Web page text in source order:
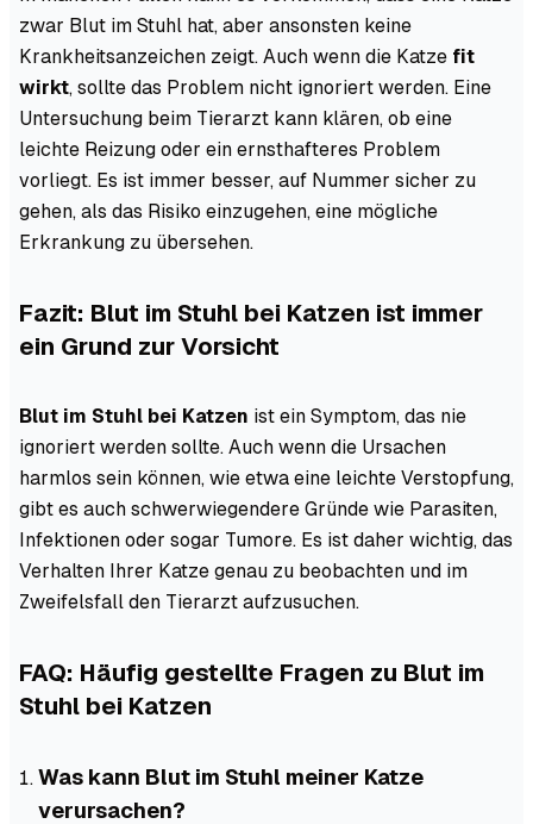
zwar Blut im Stuhl hat, aber ansonsten keine
Krankheitsanzeichen zeigt. Auch wenn die Katze fit
wirkt, sollte das Problem nicht ignoriert werden. Eine
Untersuchung beim Tierarzt kann klären, ob eine
leichte Reizung oder ein ernsthafteres Problem
vorliegt. Es ist immer besser, auf Nummer sicher zu
gehen, als das Risiko einzugehen, eine mögliche
Erkrankung zu übersehen.
Fazit: Blut im Stuhl bei Katzen ist immer
ein Grund zur Vorsicht
Blut im Stuhl bei Katzen ist ein Symptom, das nie
ignoriert werden sollte. Auch wenn die Ursachen
harmlos sein können, wie etwa eine leichte Verstopfung,
gibt es auch schwerwiegendere Gründe wie Parasiten,
Infektionen oder sogar Tumore. Es ist daher wichtig, das
Verhalten Ihrer Katze genau zu beobachten und im
Zweifelsfall den Tierarzt aufzusuchen.
FAQ: Häufig gestellte Fragen zu Blut im
Stuhl bei Katzen
Was kann Blut im Stuhl meiner Katze
verursachen?